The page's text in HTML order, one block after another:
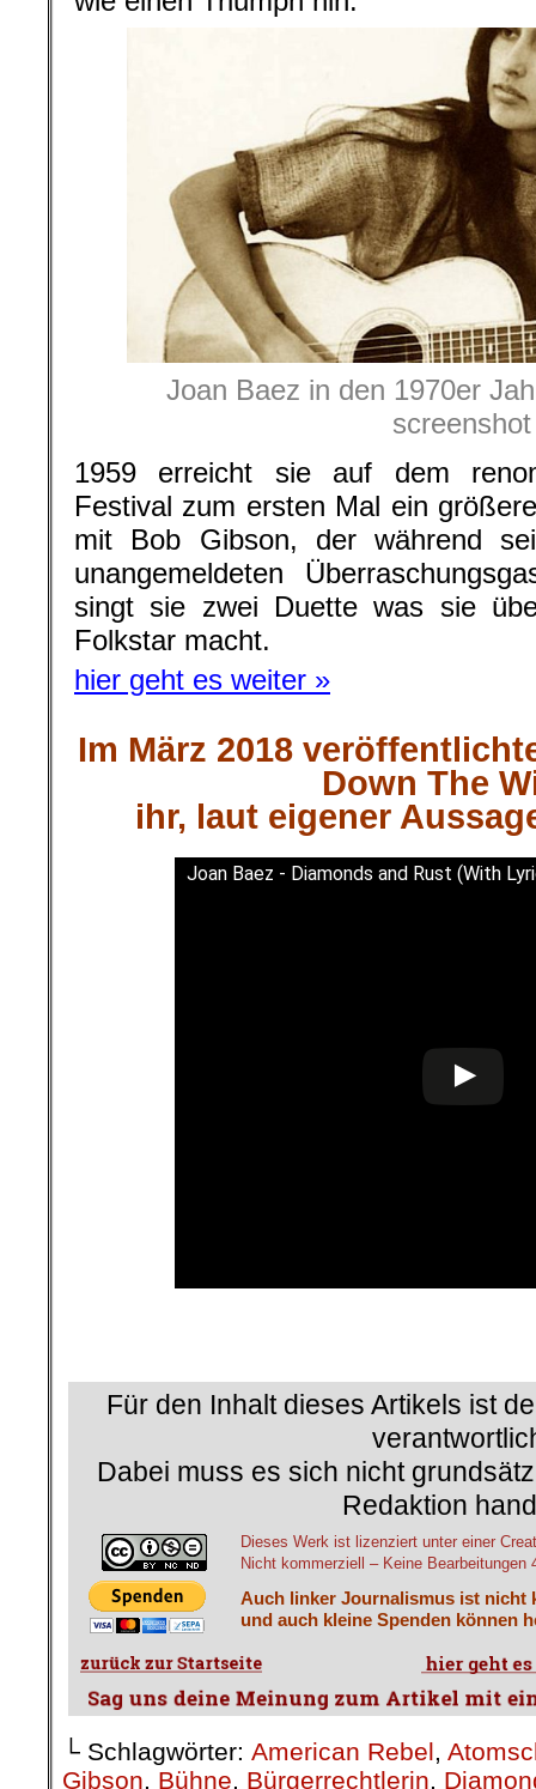
Joan Baez in den 1970er
screenshot
1959 erreicht sie auf dem
Festival zum ersten Mal ein
mit Bob Gibson, der während
unangemeldeten
singt sie zwei Duette was sie
Folkstar macht.
hier geht es weiter »
Im März 2018
Down The
ihr, laut eigener
Joan Baez - Diamonds and Rust (With
Für den Inhalt dieses Artikels ist
Dabei muss es sich nicht
Redaktion
Dieses Werk ist lizenziert unter einer
Nicht kommerziell – Keine Bearbeitungen
Auch linker Journalismus ist nicht
und auch kleine Spenden können
└ Schlagwörter: American Rebel,
Gibson, Bühne, Bürgerrechtlerin,